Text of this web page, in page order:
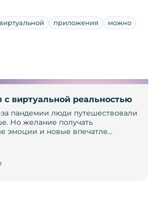
виртуальной приложения можно
виртуальной реальностью
за пандемии люди путешествовали
Но желание получать
эмоции и новые впечатле…